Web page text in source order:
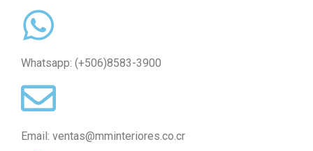
Whatsapp: (+506)8583-3900
Email: ventas@mminteriores.co.cr